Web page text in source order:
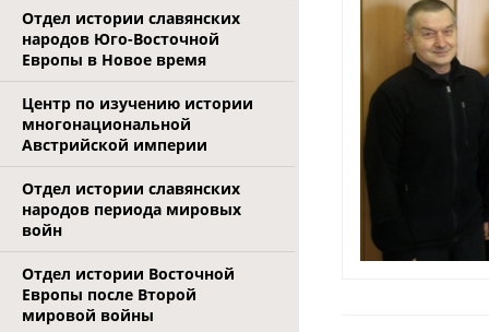
Отдел истории славянских
народов Юго-Восточной
Европы в Новое время
Центр по изучению истории
многонациональной
Австрийской империи
Отдел истории славянских
народов периода мировых
войн
Отдел истории Восточной
Европы после Второй
мировой войны